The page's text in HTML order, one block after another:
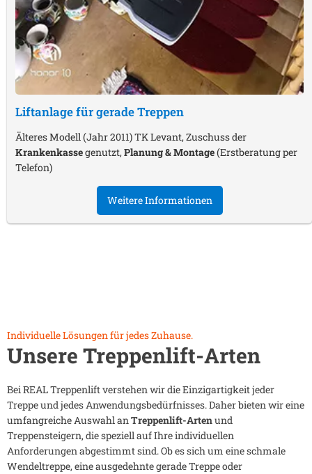
Liftanlage für gerade Treppen
Älteres Modell (Jahr 2011) TK Levant, Zuschuss der
Krankenkassegenutzt,Planung & Montage(Erstberatung per
Telefon)
Weitere Informationen
Individuelle Lösungen für jedes Zuhause.
Unsere Treppenlift-Arten
Bei REAL Treppenlift verstehen wir die Einzigartigkeit jeder
Treppe und jedes Anwendungsbedürfnisses. Daher bieten wir eine
umfangreiche Auswahl anTreppenlift-Artenund
Treppensteigern, die speziell auf Ihre individuellen
Anforderungen abgestimmt sind. Ob es sich um eine schmale
Wendeltreppe, eine ausgedehnte gerade Treppe oder